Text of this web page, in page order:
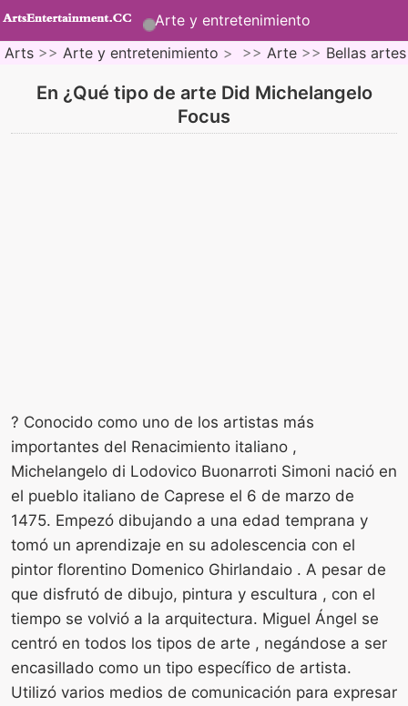
Arte y entretenimiento
Arts >> Arte y entretenimiento > >> Arte >> Bellas artes
En ¿Qué tipo de arte Did Michelangelo
Focus
? Conocido como uno de los artistas más
importantes del Renacimiento italiano ,
Michelangelo di Lodovico Buonarroti Simoni nació en
el pueblo italiano de Caprese el 6 de marzo de
1475. Empezó dibujando a una edad temprana y
tomó un aprendizaje en su adolescencia con el
pintor florentino Domenico Ghirlandaio . A pesar de
que disfrutó de dibujo, pintura y escultura , con el
tiempo se volvió a la arquitectura. Miguel Ángel se
centró en todos los tipos de arte , negándose a ser
encasillado como un tipo específico de artista.
Utilizó varios medios de comunicación para expresar